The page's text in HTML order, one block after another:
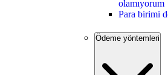
olamıyorum
Para birimi
Ödeme yöntemleri